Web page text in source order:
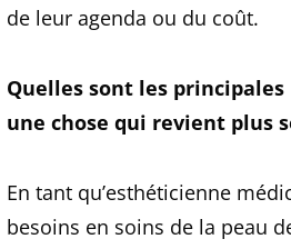
de leur agenda ou du coût.
Quelles sont les
une chose qui revient plus
En tant qu’esthéticienne
besoins en soins de la peau